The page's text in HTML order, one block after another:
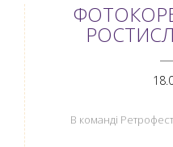
В команді